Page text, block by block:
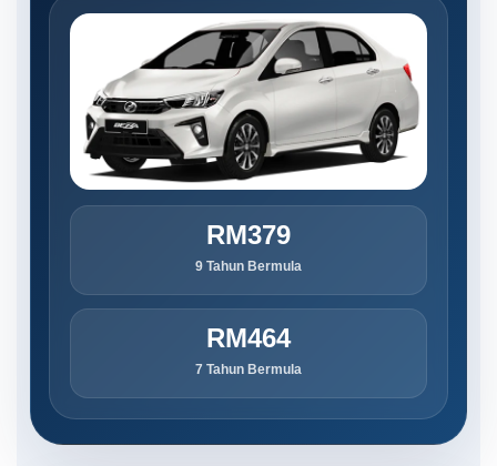
RM379
9 Tahun Bermula
RM464
7 Tahun Bermula